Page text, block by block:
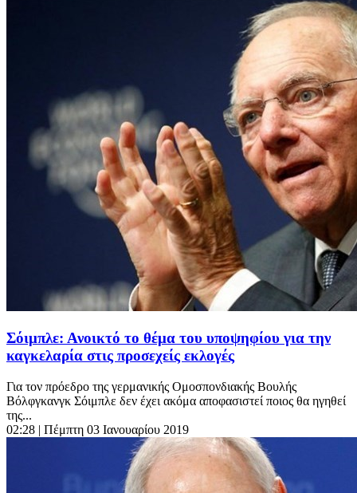
Σόιμπλε: Ανοικτό το θέμα του υποψηφίου για την
καγκελαρία στις προσεχείς εκλογές
Για τον πρόεδρο της γερμανικής Ομοσπονδιακής Βουλής
Βόλφγκανγκ Σόιμπλε δεν έχει ακόμα αποφασιστεί ποιος θα ηγηθεί
της...
02:28 | Πέμπτη 03 Ιανουαρίου 2019